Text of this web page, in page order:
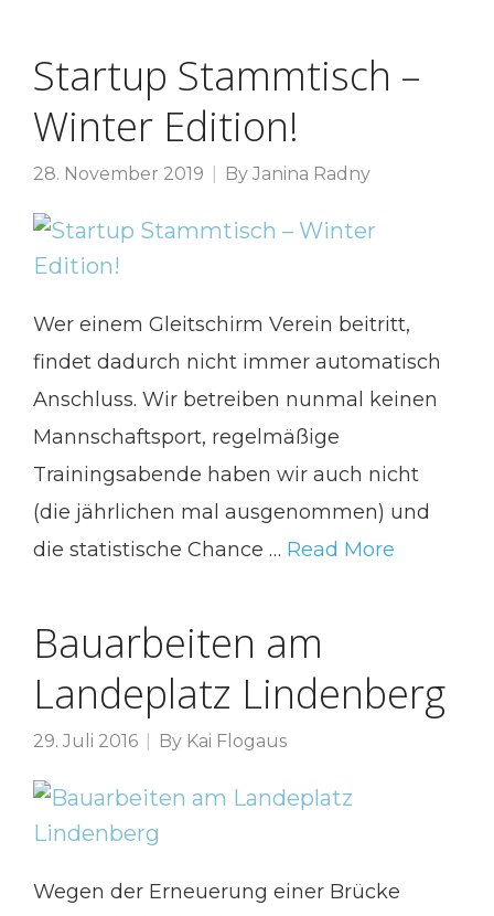
Startup Stammtisch –
Winter Edition!
28. November 2019 By Janina Radny
Wer einem Gleitschirm Verein beitritt,
findet dadurch nicht immer automatisch
Anschluss. Wir betreiben nunmal keinen
Mannschaftsport, regelmäßige
Trainingsabende haben wir auch nicht
(die jährlichen mal ausgenommen) und
die statistische Chance … Read More
Bauarbeiten am
Landeplatz Lindenberg
29. Juli 2016 By Kai Flogaus
Wegen der Erneuerung einer Brücke